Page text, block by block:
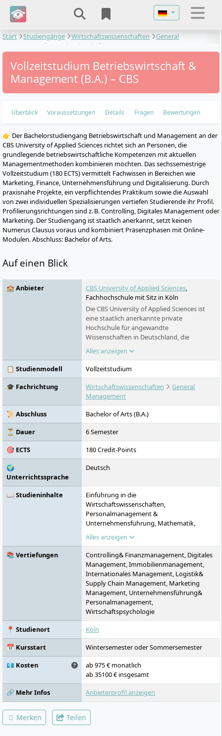
Sprache
Start Studiengänge Wirtschaftswissenschaften
General
Betriebswirtschaft & Management
Vollzeitstudium Betriebswirtschaft &
Management (B.A.) – CBS
Überblick Voraussetzungen Details Fragen Bewertungen
👉 Der Bachelorstudiengang Betriebswirtschaft und Management an der
CBS University of Applied Sciences richtet sich an Personen, die
grundlegende betriebswirtschaftliche Kompetenzen mit aktuellen
Managementmethoden kombinieren möchten. Das sechssemestrige
Vollzeitstudium (180 ECTS) vermittelt Fachwissen in Bereichen wie
Marketing, Finance, Unternehmensführung und Digitalisierung. Durch
praxisnahe Projekte, ein verpflichtendes Praktikum sowie die Auswahl
von zwei individuellen Spezialisierungen vertiefen Studierende ihr Profil.
Profilierungsrichtungen sind z. B. Controlling, Digitales Management oder
Marketing. Der Studiengang ist staatlich anerkannt, setzt keinen
Numerus Clausus voraus und kombiniert Präsenzphasen mit Online-
Modulen. Abschluss: Bachelor of Arts.
Auf einen Blick
🏫 Anbieter CBS University of Applied Sciences,
Fachhochschule mit Sitz in Köln
Die CBS University of Applied Sciences ist
eine staatlich anerkannte private
Hochschule für angewandte
Wissenschaften in Deutschland, die
praxisorientierte Studiengänge in Bereichen
wie Management, Gesundheit, Soziales und
Pädagogik anbietet. Als digitale
Campusvorlesungen, Onlineformate und
Selbststudium zu einem flexiblen
Lernkonzept. Mit rund 1.300
Unternehmenspartnern, individueller
Karriereförderung und internationaler
Akkreditierung bereitet sie Studierende
gezielt auf den Berufseinstieg in
zukunftsorientierten Branchen vor. Die CBS
ist Teil der Klett-Gruppe und agiert unter
dem Leitbild „Creating Tomorrow“.
Alles anzeigen
📋 Studienmodell
Vollzeitstudium
🎓 Fachrichtung
Wirtschaftswissenschaften
General
Management
📜 Abschluss
Bachelor of Arts (B.A.)
⏳ Dauer
6 Semester
🎯 ECTS
180 Credit-Points
🌍
Unterrichtssprache
Deutsch
📖 Studieninhalte
Einführung in die
Wirtschaftswissenschaften,
Personalmanagement &
Unternehmensführung, Mathematik,
Statistik, Wirtschaftsrecht,
Wirtschaftsinformatik, Buchführung,
Bilanzierung, Englisch, 2.
Fremdsprache/Kultur & Mgmt., Selbst- &
Zeitmanagement, Kosten- &
Leistungsrechnung, Investition &
Finanzierung, Mikroökonomie, Angewandte
Mikroökonomie, Empirisches &
Wissenschaftliches Arbeiten, Quantitative
Methodenkompetenz, Beschaffung &
Logistik, Marketing & Marktforschung,
Kommunikation & Gesprächsführung,
Englisch, 2. Fremdsprache/Kultur & Mgmt.,
Makroökonomie, Angewandte
Makroökonomie, Strategisches
Management, Innovationen &
Digitalisierung, Spezialisierung,
Spezialisierung, Teamarbeit &
Teamentwicklung, Englisch, 2.
Fremdsprache/Kultur & Mgmt., Business
Alles anzeigen
📚 Vertiefungen
Controlling& Finanzmanagement, Digitales
Management, Immobilienmanagement,
Internationales Management, Logistik&
Supply Chain Management, Marketing
Management, Unternehmensführung&
Personalmanagement,
Wirtschaftspsychologie
📍 Studienort
Köln
📅 Kursstart
Wintersemester oder Sommersemester
💶 Kosten
ab 975 € monatlich
ab 35100 € insgesamt
🔗 Mehr Infos
Anbieterprofil anzeigen
Merken Teilen